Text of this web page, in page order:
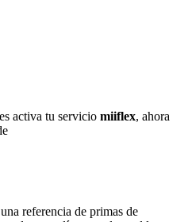
activa tu servicio miiflex, ahora
referencia de primas de